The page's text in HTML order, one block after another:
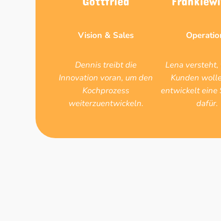
Vision & Sales
Dennis treibt die
Innovation voran, um den
Kochprozess
weiterzuentwickeln.
Lena versteht,
Kunden
entwickelt eine
dafür.